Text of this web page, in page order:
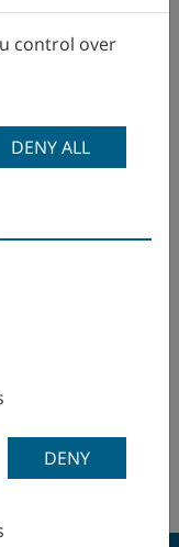
KG
control over
DENY ALL
DENY